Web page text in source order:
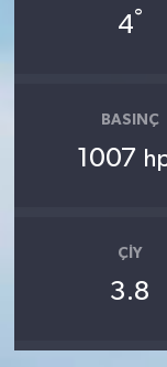
4°
BASINÇ
1007
ÇIY
3.8